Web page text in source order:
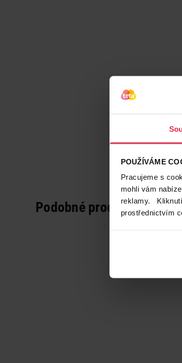
POUŽÍVÁME
Pracujeme s
mohli vám
reklamy.
prostřednictvím
Podobné produkty